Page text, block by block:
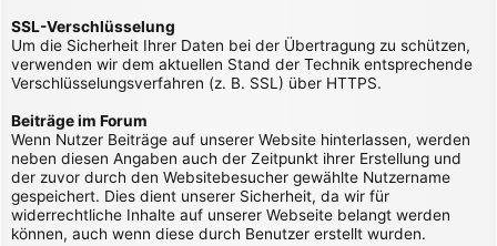
SSL-Verschlüsselung
Um die Sicherheit Ihrer Daten bei der Übertragung zu schützen,
verwenden wir dem aktuellen Stand der Technik entsprechende
Verschlüsselungsverfahren (z. B. SSL) über HTTPS.
Beiträge im Forum
Wenn Nutzer Beiträge auf unserer Website hinterlassen, werden
neben diesen Angaben auch der Zeitpunkt ihrer Erstellung und
der zuvor durch den Websitebesucher gewählte Nutzername
gespeichert. Dies dient unserer Sicherheit, da wir für
widerrechtliche Inhalte auf unserer Webseite belangt werden
können, auch wenn diese durch Benutzer erstellt wurden.